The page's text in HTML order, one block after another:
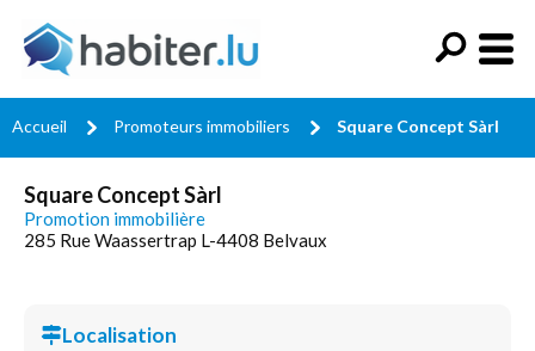
Accueil Promoteurs immobiliers Square Concept Sàrl
Square Concept Sàrl
Promotion immobilière
285 Rue Waassertrap L-4408 Belvaux
Localisation